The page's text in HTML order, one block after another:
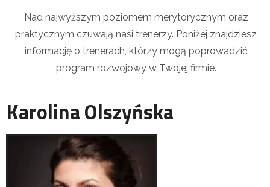
Nad najwyższym poziomem merytorycznym oraz
praktycznym czuwają nasi trenerzy. Poniżej znajdziesz
informację o trenerach, którzy mogą poprowadzić
program rozwojowy w Twojej firmie.
Karolina Olszyńska